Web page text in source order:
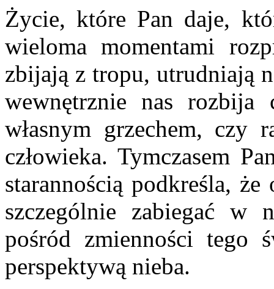
Życie, które Pan daje,
wieloma momentami
zbijają z tropu, utrudniają
wewnętrznie nas rozbija
własnym grzechem, czy
człowieka. Tymczasem
starannością podkreśla,
szczególnie zabiegać w
pośród zmienności tego
perspektywą nieba.